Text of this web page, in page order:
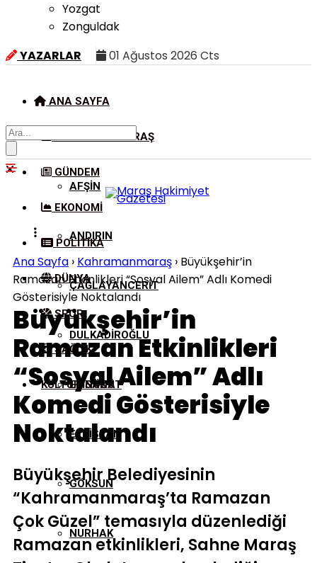
Yozgat
Zonguldak
YAZARLAR
01 Ağustos 2026 Cts
ANA SAYFA
KAHRAMANMARAŞ
AFŞIN
ANDIRIN
ÇAĞLAYANCERIT
DULKADIROĞLU
EKINÖZÜ
ELBISTAN
GÖKSUN
NURHAK
GÜNDEM
EKONOMI
POLITIKA
DÜNYA
SPOR
SAĞLIK
KÜLTÜR/SANAT
Ana Sayfa › Kahramanmaraş › Büyükşehir’in
Ramazan Etkinlikleri “Sosyal Ailem” Adlı Komedi
Gösterisiyle Noktalandı
Büyükşehir’in
Ramazan Etkinlikleri
“Sosyal Ailem” Adlı
Komedi Gösterisiyle
Noktalandı
Büyükşehir Belediyesinin
“Kahramanmaraş’ta Ramazan
Çok Güzel” temasıyla düzenlediği
Ramazan etkinlikleri, Sahne Maraş